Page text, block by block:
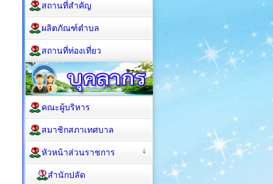
สถานที่สำคัญ
ผลิตภัณฑ์ตำบล
สถานที่ท่องเที่ยว
คณะผู้บริหาร
สมาชิกสภาเทศบาล
หัวหน้าส่วนราชการ
สำนักปลัด